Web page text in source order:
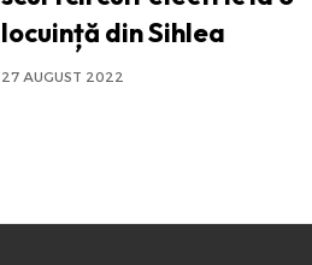
locuință din Sihlea
27 AUGUST 2022